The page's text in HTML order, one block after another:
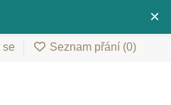
×
se Seznam přání (0)